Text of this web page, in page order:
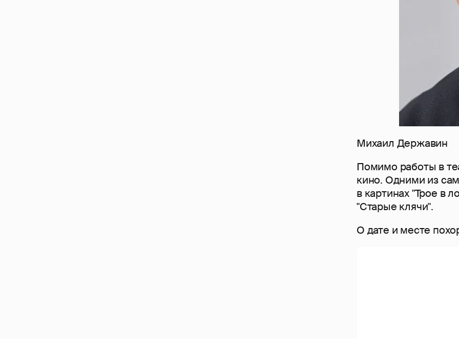
Михаил Державин
Помимо работы в
кино. Одними из
в картинах "Трое в
"Старые клячи".
О дате и месте